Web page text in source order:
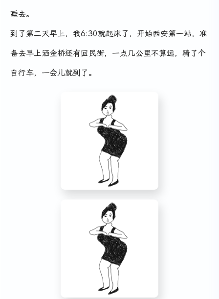
睡去。
到了第二天早上，我6:30就起床了，开始西安第一站，准
备去早上洒金桥还有回民街，一点几公里不算远，骑了个
自行车，一会儿就到了。